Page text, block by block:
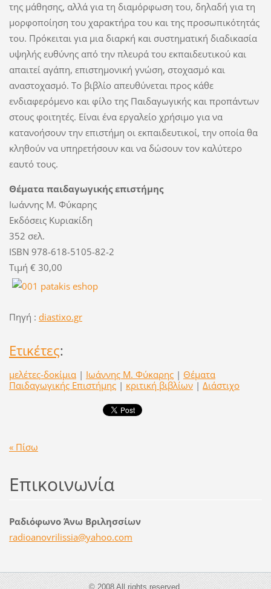
της μάθησης, αλλά για τη διαμόρφωση του, δηλαδή για τη
μορφοποίηση του χαρακτήρα του και της προσωπικότητάς
του. Πρόκειται για μια διαρκή και συστηματική διαδικασία
υψηλής ευθύνης από την πλευρά του εκπαιδευτικού και
απαιτεί αγάπη, επιστημονική γνώση, στοχασμό και
αναστοχασμό. Το βιβλίο απευθύνεται προς κάθε
ενδιαφερόμενο και φίλο της Παιδαγωγικής και προπάντων
στους φοιτητές. Είναι ένα εργαλείο χρήσιμο για να
κατανοήσουν την επιστήμη οι εκπαιδευτικοί, την οποία θα
κληθούν να υπηρετήσουν και να δώσουν τον καλύτερο
εαυτό τους.
Θέματα παιδαγωγικής επιστήμης
Ιωάννης Μ. Φύκαρης
Εκδόσεις Κυριακίδη
352 σελ.
ISBN 978-618-5105-82-2
Τιμή € 30,00
Πηγή : diastixo.gr
Ετικέτες:
μελέτες-δοκίμια | Ιωάννης Μ. Φύκαρης | Θέματα
Παιδαγωγικής Επιστήμης | κριτική βιβλίων | Διάστιχο
« Πίσω
Επικοινωνία
Ραδιόφωνο Άνω Βριλησσίων
radioanovrilissia@yahoo.com
© 2008 All rights reserved.